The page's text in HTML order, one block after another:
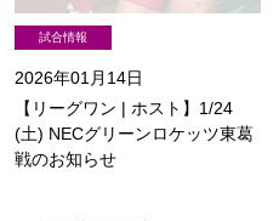
試合情報
2026年01月14日
【リーグワン | ホスト】1/24
(土) NECグリーンロケッツ東葛
戦のお知らせ